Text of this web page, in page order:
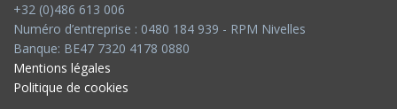
+32 (0)486 613 006
Numéro d’entreprise : 0480 184 939 - RPM Nivelles
Banque: BE47 7320 4178 0880
Mentions légales
Politique de cookies